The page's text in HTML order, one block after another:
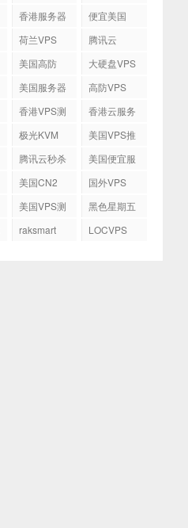
香港服务器
便宜美国
荷兰VPS
腾讯云
美国高防
大硬盘VPS
美国服务器
高防VPS
香港VPS测
香港云服务
极光KVM
美国VPS推
腾讯云秒杀
美国便宜服
美国CN2
国外VPS
美国VPS测
黑色星期五
raksmart LOCVPS